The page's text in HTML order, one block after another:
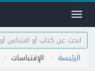
Toggle
navigation
الرئيسة الإقتباسات